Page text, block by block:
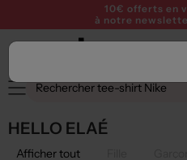
10€ offerts en
à notre
HELLO ELAÉ
Afficher tout